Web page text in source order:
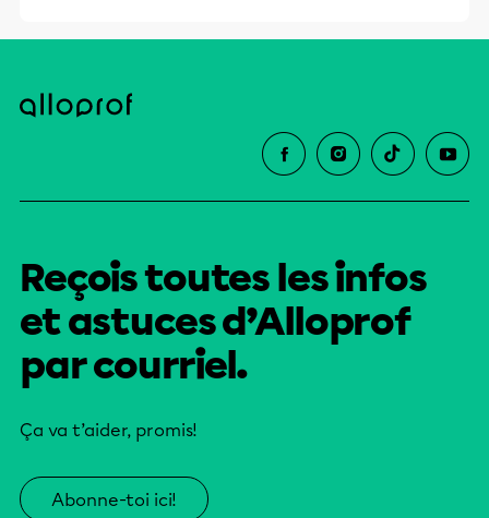
Reçois toutes les infos
et astuces d’Alloprof
par courriel.
Ça va t’aider, promis!
Abonne-toi ici!